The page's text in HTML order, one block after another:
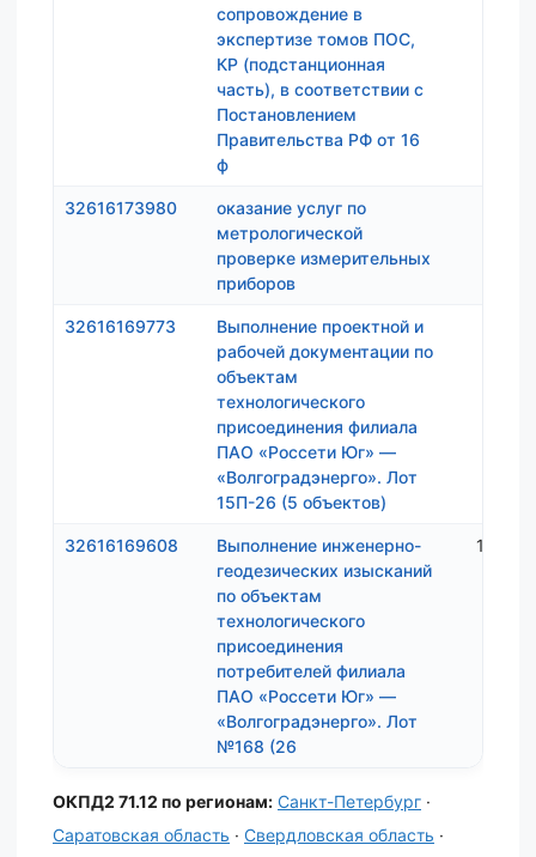
сопровождение в
экспертизе томов ПОС,
КР (подстанционная
часть), в соответствии с
Постановлением
Правительства РФ от 16
ф
32616173980
оказание услуг по
метрологической
проверке измерительных
приборов
32616169773
Выполнение проектной и
рабочей документации по
объектам
технологического
присоединения филиала
ПАО «Россети Юг» —
«Волгоградэнерго». Лот
15П-26 (5 объектов)
32616169608
Выполнение инженерно-
геодезических изысканий
по объектам
технологического
присоединения
потребителей филиала
ПАО «Россети Юг» —
«Волгоградэнерго». Лот
№168 (26
1 084
ОКПД2 71.12 по регионам: Санкт-Петербург ·
Саратовская область · Свердловская область ·